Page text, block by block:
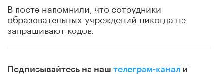
В посте напомнили, что сотрудники
образовательных учреждений никогда не
запрашивают кодов.
Подписывайтесь на наш телеграм-канал и